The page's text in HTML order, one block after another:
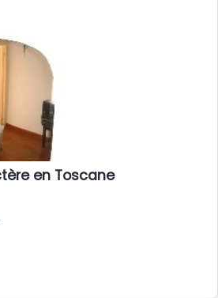
en Toscane